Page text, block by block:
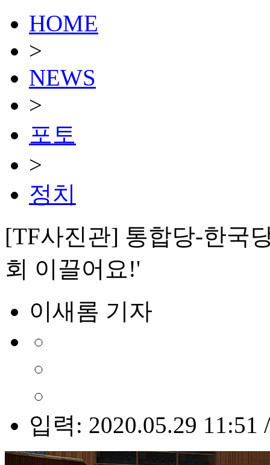
HOME
>
NEWS
>
포토
>
정치
[TF사진관] 통합당-한국
회 이끌어요!'
이새롬 기자
입력: 2020.05.29 11:51